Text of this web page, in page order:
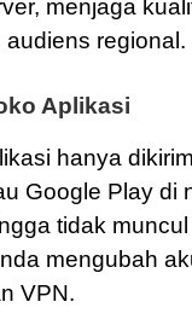
menjaga
regional.
Aplikasi
hanya
Google Play di
tidak
mengubah
VPN.